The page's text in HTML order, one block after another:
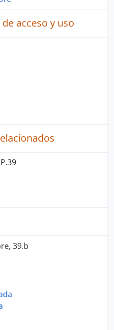
acceso y uso
39.b